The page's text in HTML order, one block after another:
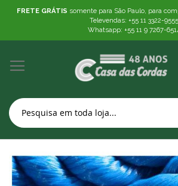
FRETE GRÁTIS somente para São Paulo, para
Televendas: +55 11 3322-9555
Whatsapp: +55 11 9 7267-
Pular
para
o